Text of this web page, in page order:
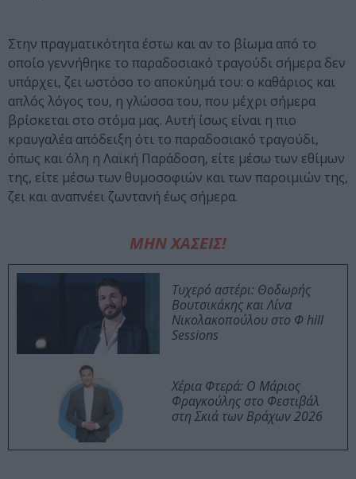
Στην πραγματικότητα έστω και αν το βίωμα από το
οποίο γεννήθηκε το παραδοσιακό τραγούδι σήμερα δεν
υπάρχει, ζει ωστόσο το αποκύημά του: ο καθάριος και
απλός λόγος του, η γλώσσα του, που μέχρι σήμερα
βρίσκεται στο στόμα μας. Αυτή ίσως είναι η πιο
κραυγαλέα απόδειξη ότι το παραδοσιακό τραγούδι,
όπως και όλη η Λαϊκή Παράδοση, είτε μέσω των εθίμων
της, είτε μέσω των θυμοσοφιών και των παροιμιών της,
ζει και αναπνέει ζωντανή έως σήμερα.
ΜΗΝ ΧΑΣΕΙΣ!
Τυχερό αστέρι: Θοδωρής
Βουτσικάκης και Λίνα
Νικολακοπούλου στο Φ hill
Sessions
Χέρια Φτερά: Ο Μάριος
Φραγκούλης στο Φεστιβάλ
στη Σκιά των Βράχων 2026